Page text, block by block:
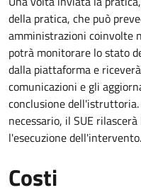
della pratica, che può
amministrazioni coinvolte
potrà monitorare lo stato
dalla piattaforma e
comunicazioni e gli
conclusione
necessario, il SUE
l'esecuzione dell'intervento.
Costi